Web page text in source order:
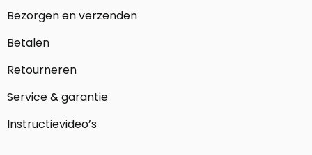
Bezorgen en verzenden
Betalen
Retourneren
Service & garantie
Instructievideo’s